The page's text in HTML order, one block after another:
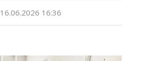
16.06.2026 16:36